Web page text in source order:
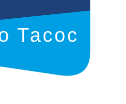
Тасос